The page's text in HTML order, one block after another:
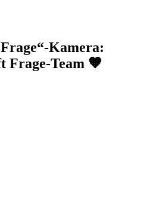
Kamera:
Team 🧡